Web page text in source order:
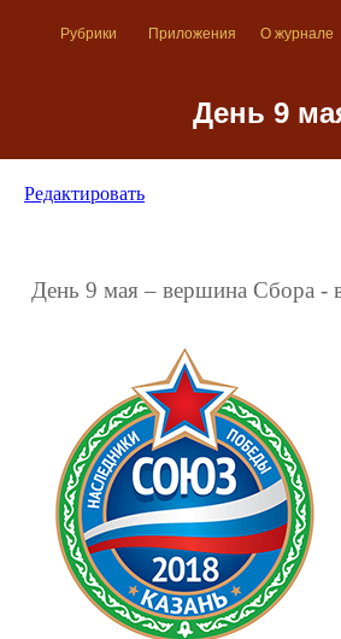
Рубрики Приложения О журнале
День 9
Редактировать
День 9 мая – вершина Сбора -